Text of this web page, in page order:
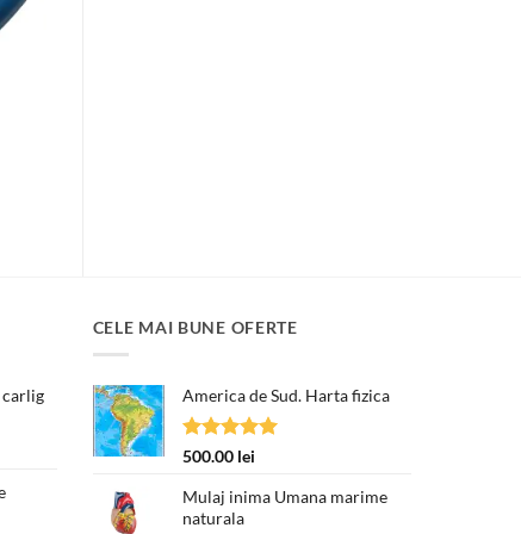
carlig
lei.
CELE MAI BUNE OFERTE
America de Sud. Harta fizica
Evaluat la
500.00 lei
Mulaj inima Umana marime
naturala